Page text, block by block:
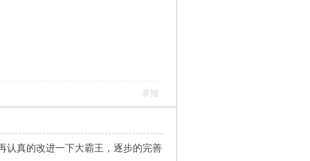
举报
认真的改进一下大霸王，逐步的完善